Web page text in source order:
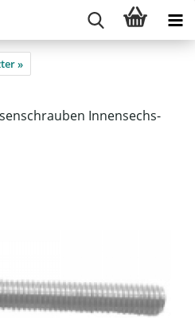
»
In­nen­sechs­